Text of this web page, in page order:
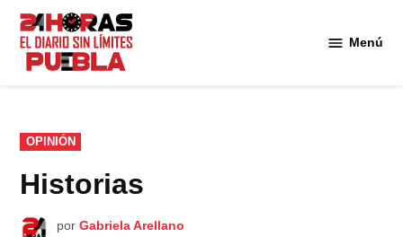
Saltar
contenido
Menú
PUBLICADO
EN
OPINIÓN
Historias
por Gabriela Arellano